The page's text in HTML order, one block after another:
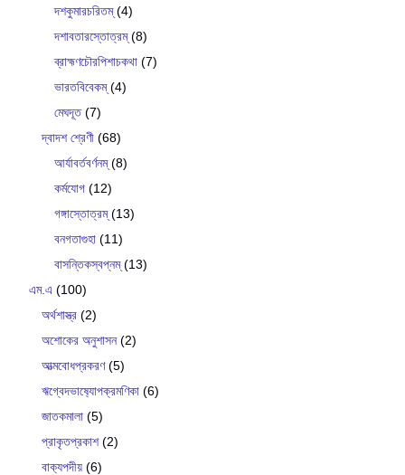
দশকুমারচরিতম্(4)
দশাবতারস্তোত্রম্(8)
ব্রাহ্মণচৌরপিশাচকথা (7)
ভারতবিবেকম্(4)
মেঘদূত(7)
দ্বাদশ শ্রেণী (68)
আর্যাবর্তবর্ণনম্(8)
কর্মযোগ (12)
গঙ্গাস্তোত্রম্(13)
বনগতাগুহা (11)
বাসন্তিকস্বপ্নম্(13)
এম.এ (100)
অর্থশাস্ত্র (2)
অশোকের অনুশাসন(2)
আত্মবোধপ্রকরণ(5)
ঋগ্বেদভাষ‍্যোপক্রমণিকা (6)
জাতকমালা (5)
প্রাকৃতপ্রকাশ(2)
বাক‍্যপদীয় (6)